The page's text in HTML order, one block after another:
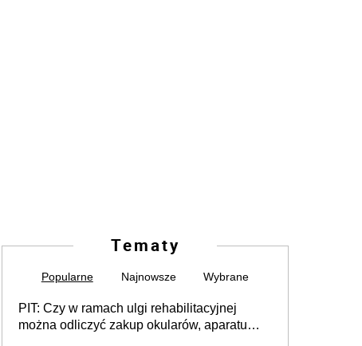
Tematy
Popularne Najnowsze Wybrane
PIT: Czy w ramach ulgi rehabilitacyjnej
można odliczyć zakup okularów, aparatu